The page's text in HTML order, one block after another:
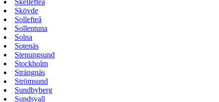
Skellefteå
Skövde
Sollefteå
Sollentuna
Solna
Sotenäs
Stenungsund
Stockholm
Strängnäs
Strömsund
Sundbyberg
Sundsvall